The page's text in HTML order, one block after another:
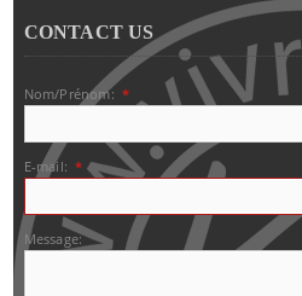
CONTACT US
Nom/Prénom: *
E-mail: *
Message: